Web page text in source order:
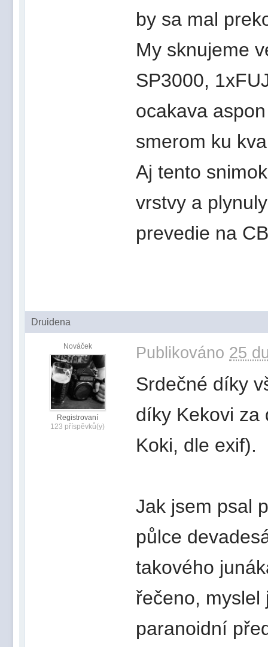
by sa mal
My sknujeme
SP3000,
ocakava
smerom ku
Aj tento
vrstvy a
prevedie na
Druidena
Nováček
Registrovaní
123 příspěvků(y)
Publikováno 25
Srdečné díky
díky Kekovi za
Koki, dle exif).
Jak jsem psal
půlce
takového
řečeno, myslel
paranoidní